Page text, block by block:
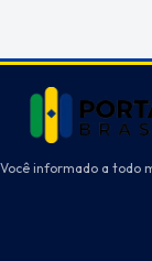
Você informado a todo